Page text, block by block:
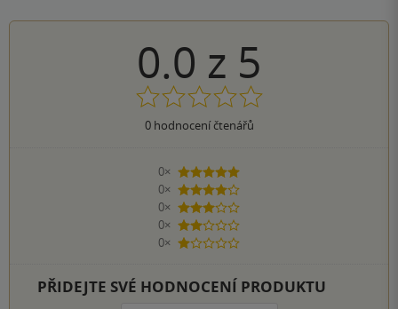
0.0 z 5
0hodnocení čtenářů
0×
5 hvězdiček
0×
4 hvězdičky
0×
3 hvězdičky
0×
2 hvězdičky
0×
1 hvezdička
PŘIDEJTE SVÉ HODNOCENÍ PRODUKTU